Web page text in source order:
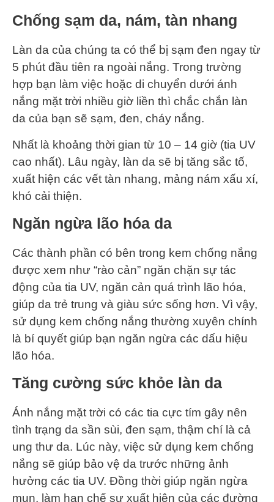
Chống sạm da, nám, tàn nhang
Làn da của chúng ta có thể bị sạm đen ngay từ
5 phút đầu tiên ra ngoài nắng. Trong trường
hợp bạn làm việc hoặc di chuyển dưới ánh
nắng mặt trời nhiều giờ liền thì chắc chắn làn
da của bạn sẽ sạm, đen, cháy nắng.
Nhất là khoảng thời gian từ 10 – 14 giờ (tia UV
cao nhất). Lâu ngày, làn da sẽ bị tăng sắc tố,
xuất hiện các vết tàn nhang, mảng nám xấu xí,
khó cải thiện.
Ngăn ngừa lão hóa da
Các thành phần có bên trong kem chống nắng
được xem như “rào cản” ngăn chặn sự tác
động của tia UV, ngăn cản quá trình lão hóa,
giúp da trẻ trung và giàu sức sống hơn. Vì vậy,
sử dụng kem chống nắng thường xuyên chính
là bí quyết giúp bạn ngăn ngừa các dấu hiệu
lão hóa.
Tăng cường sức khỏe làn da
Ánh nắng mặt trời có các tia cực tím gây nên
tình trạng da sần sùi, đen sạm, thậm chí là cả
ung thư da. Lúc này, việc sử dụng kem chống
nắng sẽ giúp bảo vệ da trước những ảnh
hưởng các tia UV. Đồng thời giúp ngăn ngừa
mụn, làm hạn chế sự xuất hiện của các đường